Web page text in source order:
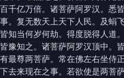
百千亿万倍。诸菩萨阿罗汉。悉
事。复无数天上天下人民。及蜎
皆知当何岁何劫。得度脱得人道
皆豫知之。诸菩萨阿罗汉顶中。
有最尊两菩萨。常在佛左右坐侍
下去来现在之事。若欲使是两菩